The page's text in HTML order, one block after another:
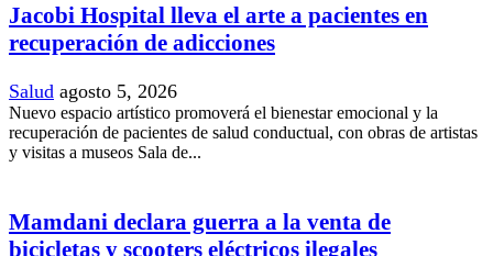
Jacobi Hospital lleva el arte a pacientes en
recuperación de adicciones
Salud agosto 5, 2026
Nuevo espacio artístico promoverá el bienestar emocional y la
recuperación de pacientes de salud conductual, con obras de artistas
y visitas a museos Sala de...
Mamdani declara guerra a la venta de
bicicletas y scooters eléctricos ilegales